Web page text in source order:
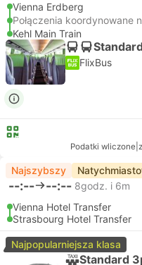
Vienna Erdberg
Połączenia koordynowane
Kehl Main Train
FlixBus
Podatki wliczone
Najszybszy
--:-- --:-- 8godz. i 6m
Vienna Hotel Transfer
Strasbourg Hotel Transfer
Najpopularniejsza klasa
Standard